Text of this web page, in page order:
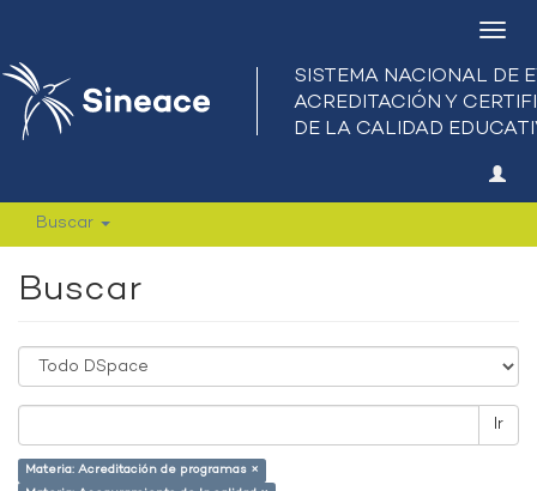
Buscar
Buscar
Ir
Materia: Acreditación de programas ×